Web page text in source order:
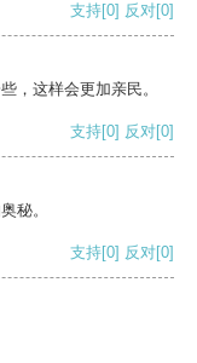
支持[0] 反对[0]
，这样会更加亲民。
支持[0] 反对[0]
秘。
支持[0] 反对[0]